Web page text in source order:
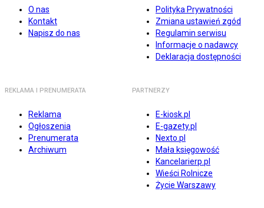
O nas
Kontakt
Napisz do nas
Polityka Prywatności
Zmiana ustawień zgód
Regulamin serwisu
Informacje o nadawcy
Deklaracja dostępności
REKLAMA I PRENUMERATA
Reklama
Ogłoszenia
Prenumerata
Archiwum
PARTNERZY
E-kiosk.pl
E-gazety.pl
Nexto.pl
Mała księgowość
Kancelarierp.pl
Wieści Rolnicze
Życie Warszawy